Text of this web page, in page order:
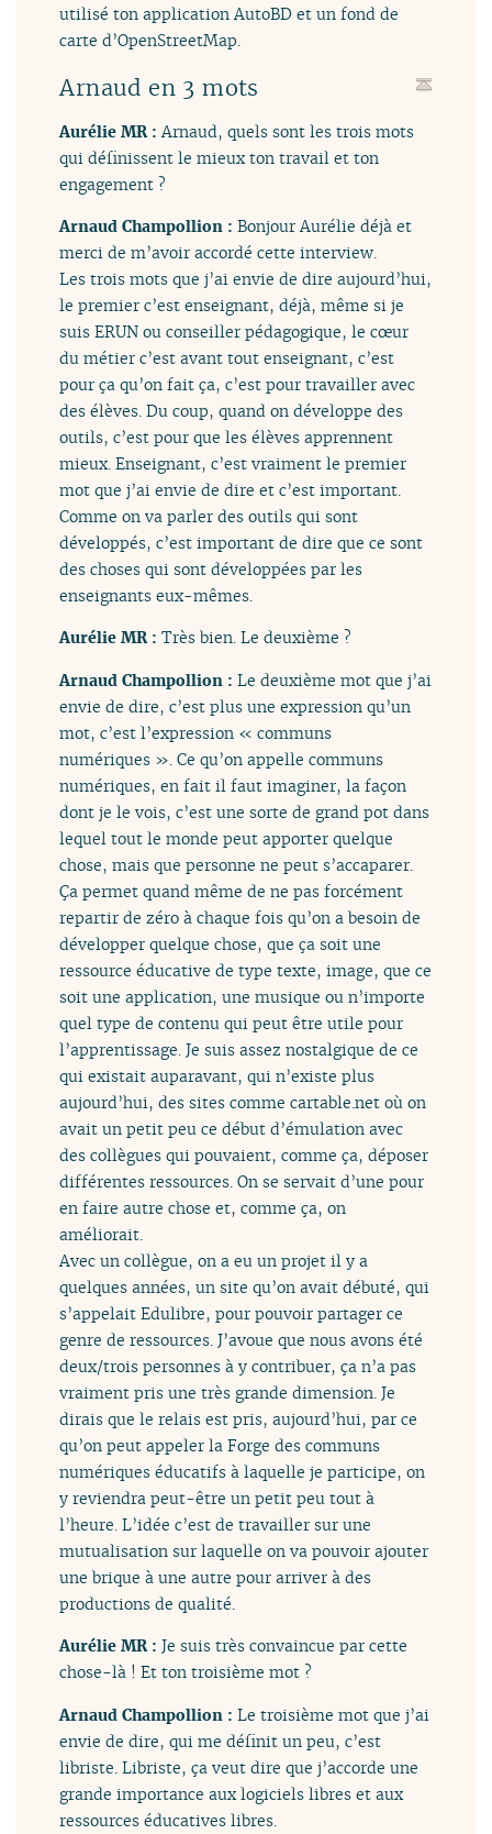
utilisé ton application AutoBD et un fond de
carte d’OpenStreetMap.
Arnaud en 3 mots
Aurélie MR :Arnaud, quels sont les trois mots
qui définissent le mieux ton travail et ton
engagement ?
Arnaud Champollion :Bonjour Aurélie déjà et
merci de m’avoir accordé cette interview.
Les trois mots que j’ai envie de dire aujourd’hui,
le premier c’est enseignant, déjà, même si je
suis ERUN ou conseiller pédagogique, le cœur
du métier c’est avant tout enseignant, c’est
pour ça qu’on fait ça, c’est pour travailler avec
des élèves. Du coup, quand on développe des
outils, c’est pour que les élèves apprennent
mieux. Enseignant, c’est vraiment le premier
mot que j’ai envie de dire et c’est important.
Comme on va parler des outils qui sont
développés, c’est important de dire que ce sont
des choses qui sont développées par les
enseignants eux-mêmes.
Aurélie MR :Très bien. Le deuxième ?
Arnaud Champollion :Le deuxième mot que j’ai
envie de dire, c’est plus une expression qu’un
mot, c’est l’expression « communs
numériques ». Ce qu’on appelle communs
numériques, en fait il faut imaginer, la façon
dont je le vois, c’est une sorte de grand pot dans
lequel tout le monde peut apporter quelque
chose, mais que personne ne peut s’accaparer.
Ça permet quand même de ne pas forcément
repartir de zéro à chaque fois qu’on a besoin de
développer quelque chose, que ça soit une
ressource éducative de type texte, image, que ce
soit une application, une musique ou n’importe
quel type de contenu qui peut être utile pour
l’apprentissage. Je suis assez nostalgique de ce
qui existait auparavant, qui n’existe plus
aujourd’hui, des sites comme cartable.net où on
avait un petit peu ce début d’émulation avec
des collègues qui pouvaient, comme ça, déposer
différentes ressources. On se servait d’une pour
en faire autre chose et, comme ça, on
améliorait.
Avec un collègue, on a eu un projet il y a
quelques années, un site qu’on avait débuté, qui
s’appelait Edulibre, pour pouvoir partager ce
genre de ressources. J’avoue que nous avons été
deux/trois personnes à y contribuer, ça n’a pas
vraiment pris une très grande dimension. Je
dirais que le relais est pris, aujourd’hui, par ce
qu’on peut appeler la Forge des communs
numériques éducatifs à laquelle je participe, on
y reviendra peut-être un petit peu tout à
l’heure. L’idée c’est de travailler sur une
mutualisation sur laquelle on va pouvoir ajouter
une brique à une autre pour arriver à des
productions de qualité.
Aurélie MR :Je suis très convaincue par cette
chose-là ! Et ton troisième mot ?
Arnaud Champollion :Le troisième mot que j’ai
envie de dire, qui me définit un peu, c’est
libriste. Libriste, ça veut dire que j’accorde une
grande importance aux logiciels libres et aux
ressources éducatives libres.